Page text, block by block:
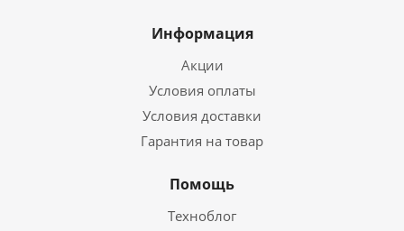
Информация
Акции
Условия оплаты
Условия доставки
Гарантия на товар
Помощь
Техноблог